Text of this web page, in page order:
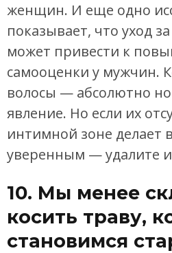
женщин. И еще одно
показывает, что уход
может привести к
самооценки у мужчин.
волосы — абсолютно
явление. Но если их
интимной зоне делает
уверенным — удалите
10. Мы менее
косить траву,
становимся